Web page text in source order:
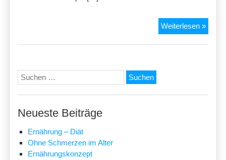
Weiterlesen »
Suchen
nach:
Neueste Beiträge
Ernährung – Diät
Ohne Schmerzen im Alter
Ernährungskonzept